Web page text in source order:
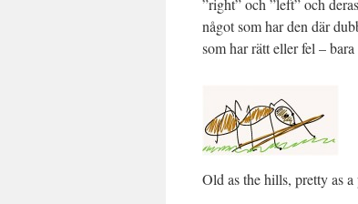
”right” och ”left” och
något som har den där
som har rätt eller fel –
Old as the hills, pretty as a